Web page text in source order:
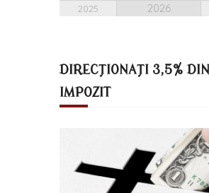
2025 2026
DIRECȚIONAȚI 3,5% DIN
IMPOZIT